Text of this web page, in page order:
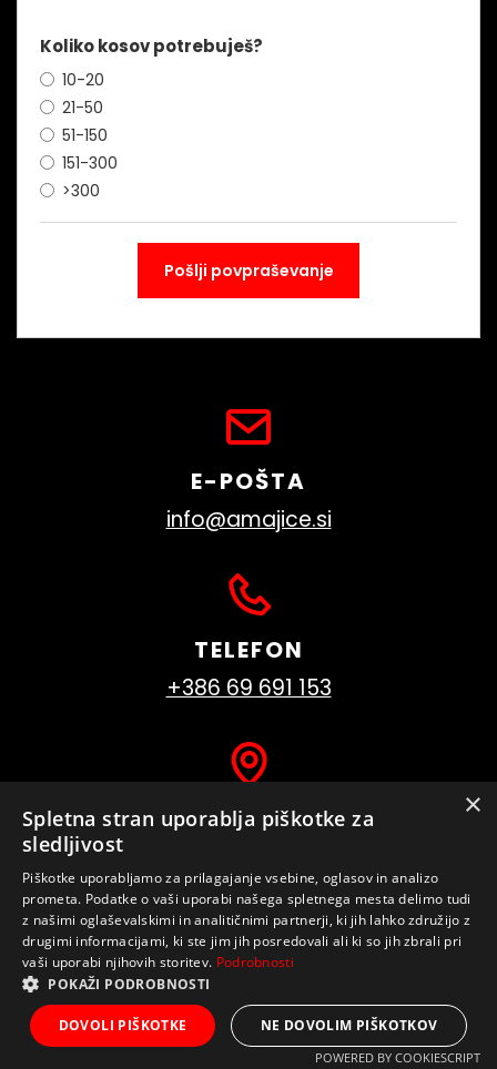
Koliko kosov potrebuješ?
10-20
21-50
51-150
151-300
>300
E-POŠTA
info@amajice.si
TELEFON
+386 69 691 153
LOKACIJA ×
Spletna stran uporablja piškotke za
sledljivost
Piškotke uporabljamo za prilagajanje vsebine, oglasov in analizo
prometa. Podatke o vaši uporabi našega spletnega mesta delimo tudi
z našimi oglaševalskimi in analitičnimi partnerji, ki jih lahko združijo z
drugimi informacijami, ki ste jim jih posredovali ali ki so jih zbrali pri
vaši uporabi njihovih storitev. Podrobnosti
POKAŽI PODROBNOSTI
DOVOLI PIŠKOTKE NE DOVOLIM PIŠKOTKOV
POWERED BY COOKIESCRIPT